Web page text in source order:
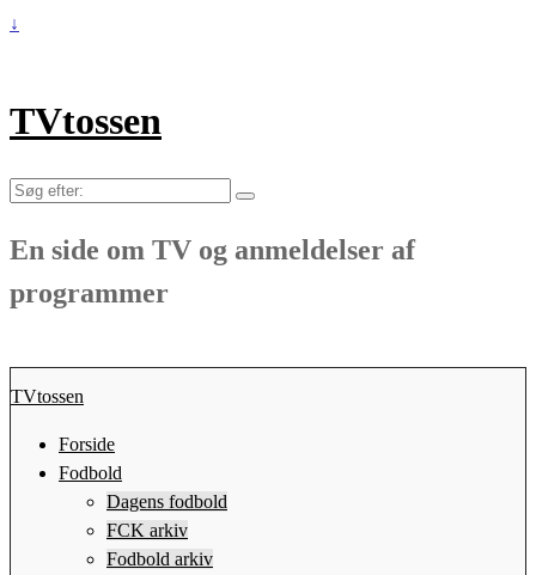
↓
TVtossen
Søg
En side om TV og anmeldelser af
programmer
TVtossen
Forside
Fodbold
Dagens fodbold
FCK arkiv
Fodbold arkiv